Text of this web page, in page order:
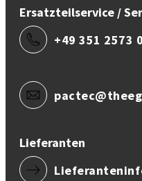
Ersatzteilservice /
+49 351 2573 0
Lieferanten